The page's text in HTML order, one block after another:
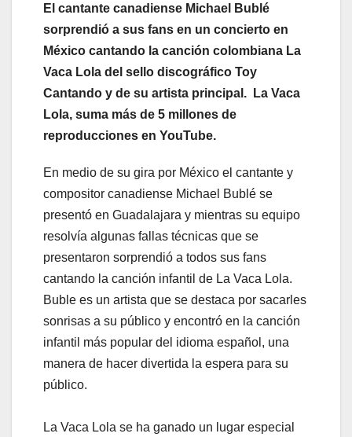
El cantante canadiense Michael Bublé
sorprendió a sus fans en un concierto en
México cantando la canción colombiana La
Vaca Lola del sello discográfico Toy
Cantando y de su artista principal. La Vaca
Lola, suma más de 5 millones de
reproducciones en YouTube.
En medio de su gira por México el cantante y
compositor canadiense Michael Bublé se
presentó en Guadalajara y mientras su equipo
resolvía algunas fallas técnicas que se
presentaron sorprendió a todos sus fans
cantando la canción infantil de La Vaca Lola.
Buble es un artista que se destaca por sacarles
sonrisas a su público y encontró en la canción
infantil más popular del idioma español, una
manera de hacer divertida la espera para su
público.
La Vaca Lola se ha ganado un lugar especial